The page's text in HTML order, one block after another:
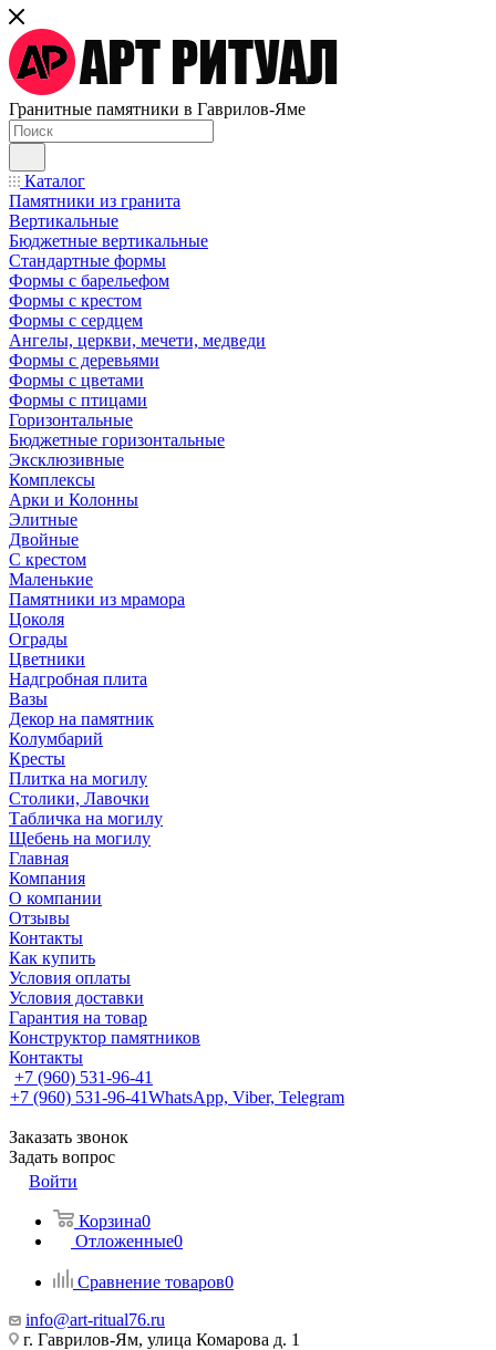
Гранитные памятники в Гаврилов-Яме
Каталог
Памятники из гранита
Вертикальные
Бюджетные вертикальные
Стандартные формы
Формы с барельефом
Формы с крестом
Формы с сердцем
Ангелы, церкви, мечети, медведи
Формы с деревьями
Формы с цветами
Формы с птицами
Горизонтальные
Бюджетные горизонтальные
Эксклюзивные
Комплексы
Арки и Колонны
Элитные
Двойные
С крестом
Маленькие
Памятники из мрамора
Цоколя
Ограды
Цветники
Надгробная плита
Вазы
Декор на памятник
Колумбарий
Кресты
Плитка на могилу
Столики, Лавочки
Табличка на могилу
Щебень на могилу
Главная
Компания
О компании
Отзывы
Контакты
Как купить
Условия оплаты
Условия доставки
Гарантия на товар
Конструктор памятников
Контакты
+7 (960) 531-96-41
+7 (960) 531-96-41WhatsApp, Viber, Telegram
Заказать звонок
Задать вопрос
Войти
Корзина0
Отложенные0
Сравнение товаров0
info@art-ritual76.ru
г. Гаврилов-Ям, улица Комарова д. 1